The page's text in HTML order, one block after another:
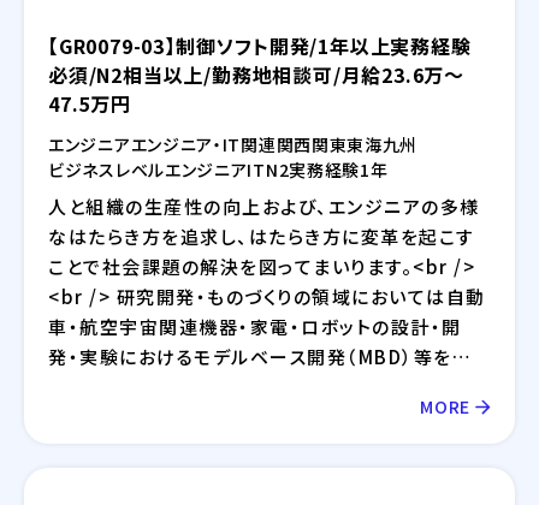
【GR0079-03】制御ソフト開発/1年以上実務経験
必須/N2相当以上/勤務地相談可/月給23.6万～
47.5万円
エンジニアエンジニア・IT関連関西関東東海九州
ビジネスレベルエンジニアITN2実務経験1年
人と組織の生産性の向上および、エンジニアの多様
なはたらき方を追求し、はたらき方に変革を起こす
ことで社会課題の解決を図ってまいります。<br />
<br /> 研究開発・ものづくりの領域においては自動
車・航空宇宙関連機器・家電・ロボットの設計・開
発・実験におけるモデルベース開発（MBD）等を提
ーネット、EC分野を中心とした幅広い業界に対して
のシステム開発・インフラ設計・評価検証業務等を提
MORE